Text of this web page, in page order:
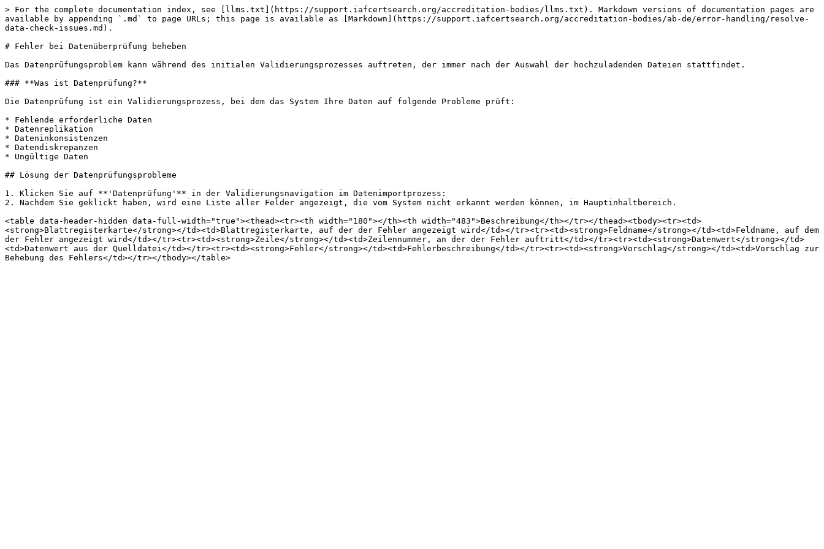
> For the complete documentation index, see [llms.txt](https://support.iafcertsearch.org/accreditation-bodies/llms.txt). Markdown versions of documentation pages are
available by appending `.md` to page URLs; this page is available as [Markdown](https://support.iafcertsearch.org/accreditation-bodies/ab-de/error-handling/resolve-
data-check-issues.md).
# Fehler bei Datenüberprüfung beheben
Das Datenprüfungsproblem kann während des initialen Validierungsprozesses auftreten, der immer nach der Auswahl der hochzuladenden Dateien stattfindet.
### **Was ist Datenprüfung?**
Die Datenprüfung ist ein Validierungsprozess, bei dem das System Ihre Daten auf folgende Probleme prüft:
* Fehlende erforderliche Daten
* Datenreplikation
* Dateninkonsistenzen
* Datendiskrepanzen
* Ungültige Daten
## Lösung der Datenprüfungsprobleme
1. Klicken Sie auf **'Datenprüfung'** in der Validierungsnavigation im Datenimportprozess:
2. Nachdem Sie geklickt haben, wird eine Liste aller Felder angezeigt, die vom System nicht erkannt werden können, im Hauptinhaltbereich.
<table data-header-hidden data-full-width="true"><thead><tr><th width="180"></th><th width="483">Beschreibung</th></tr></thead><tbody><tr><td>
<strong>Blattregisterkarte</strong></td><td>Blattregisterkarte, auf der der Fehler angezeigt wird</td></tr><tr><td><strong>Feldname</strong></td><td>Feldname, auf dem
der Fehler angezeigt wird</td></tr><tr><td><strong>Zeile</strong></td><td>Zeilennummer, an der der Fehler auftritt</td></tr><tr><td><strong>Datenwert</strong></td>
<td>Datenwert aus der Quelldatei</td></tr><tr><td><strong>Fehler</strong></td><td>Fehlerbeschreibung</td></tr><tr><td><strong>Vorschlag</strong></td><td>Vorschlag zur